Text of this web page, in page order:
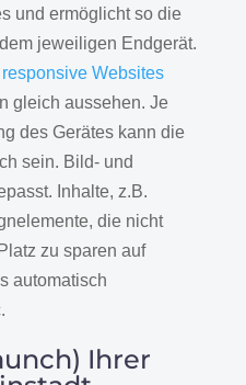
und ermöglicht so die
jeweiligen Endgerät.
responsive Websites
gleich aussehen. Je
des Gerätes kann die
sein. Bild- und
Inhalte, z.B.
die nicht
zu sparen auf
automatisch
Ihrer